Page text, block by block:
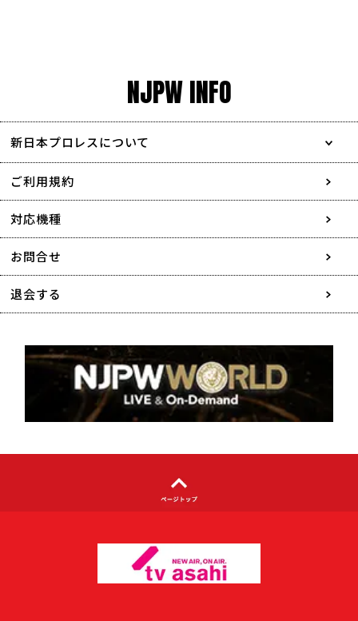
NJPW INFO
新日本プロレスについて
会社情報
採用情報
協賛・広告媒体のご案内
特定商取引に関する表記
著作権について
利用者情報の外部送信について
ご利用規約
対応機種
お問合せ
退会する